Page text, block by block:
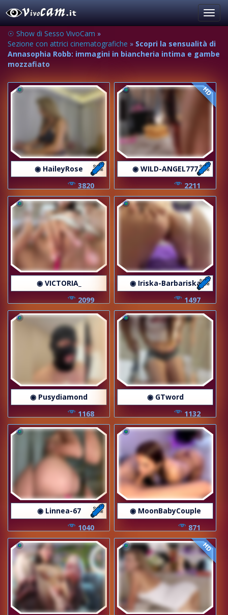
☉ Show di Sesso VivoCam »
Sezione con attrici cinematografiche » Scopri la sensualità di
Annasophia Robb: immagini in biancheria intima e gambe
mozzafiato
◉ HaileyRose
3820
HD
◉ WILD-ANGEL777
2211
◉ VICTORIA_
2099
◉ Iriska-Barbariska
1497
◉ Pusydiamond
1168
◉ GTword
1132
◉ Linnea-67
1040
◉ MoonBabyCouple
871
HD